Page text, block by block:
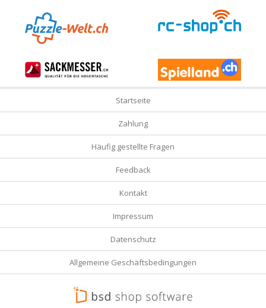
Startseite
Zahlung
Häufig gestellte Fragen
Feedback
Kontakt
Impressum
Datenschutz
Allgemeine Geschäftsbedingungen